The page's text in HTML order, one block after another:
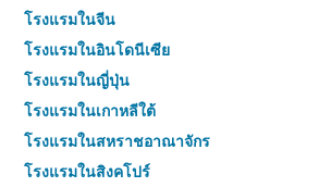
โรงแรมในจีน
โรงแรมในอินโดนีเซีย
โรงแรมในญี่ปุ่น
โรงแรมในเกาหลีใต้
โรงแรมในสหราชอาณาจักร
โรงแรมในสิงคโปร์